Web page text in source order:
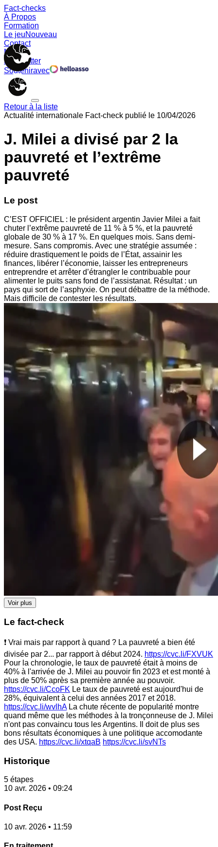
Fact-checks
À Propos
Formation
Le jeuNouveau
Contact
Memes
Newsletter
Souteniravec
Retour à la liste
Actualité internationale Fact-check publié le 10/04/2026
J. Milei a divisé par 2 la
pauvreté et l’extrême
pauvreté
Le post
C’EST OFFICIEL : le président argentin Javier Milei a fait
chuter l’extrême pauvreté de 11 % à 5 %, et la pauvreté
globale de 30 % à 17 %. En quelques mois. Sans demi-
mesure. Sans compromis. Avec une stratégie assumée :
réduire drastiquement le poids de l’État, assainir les
finances, libérer l’économie, laisser les entrepreneurs
entreprendre et arrêter d’étrangler le contribuable pour
alimenter le puits sans fond de l’assistanat. Résultat : un
pays qui sort de l’asphyxie. On peut débattre de la méthode.
Mais difficile de contester les résultats.
Voir plus
Le fact-check
❗ Vrai mais par rapport à quand ? La pauvreté a bien été
divisée par 2... par rapport à début 2024. https://cvc.li/FXVUK
Pour la chronologie, le taux de pauvreté était à moins de
40% à l'arrivée de J. Milei au pouvoir fin 2023 et est monté à
plus de 50% après sa première année au pouvoir.
https://cvc.li/CcoFK Le taux de pauvreté est aujourd'hui de
28%, équivalent à celui des années 2017 et 2018.
https://cvc.li/wvlhALa chute récente de popularité montre
quand même que les méthodes à la tronçonneuse de J. Milei
n'ont pas convaincu tous les Argentins. Il doit de plus ses
bons résultats économiques à une politique accomodante
des USA. https://cvc.li/xtqaB https://cvc.li/svNTs
Historique
5 étapes
10 avr. 2026 • 09:24
Post Reçu
10 avr. 2026 • 11:59